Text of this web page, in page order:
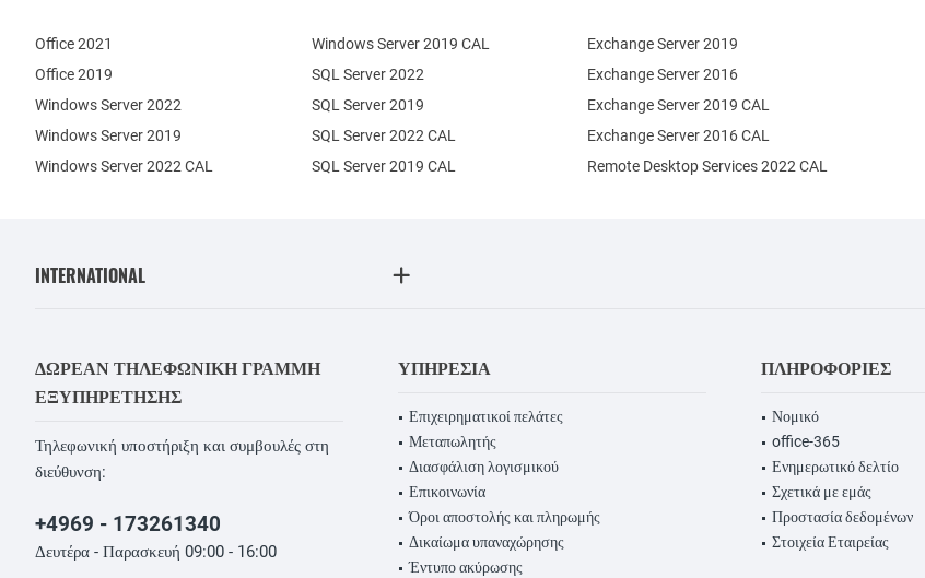
Office 2021
Office 2019
Windows Server 2022
Windows Server 2019
Exchange Server 2019
Exchange Server 2016
SQL Server 2022
SQL Server 2019
Windows Server 2022 CAL
Windows Server 2019 CAL
SQL Server 2022 CAL
SQL Server 2019 CAL
Remote Desktop Services 2022 CAL
Exchange Server 2019 CAL
Exchange Server 2016 CAL
INTERNATIONAL
ΔΩΡΕΆΝ ΤΗΛΕΦΩΝΙΚΉ ΓΡΑΜΜΉ
ΕΞΥΠΗΡΈΤΗΣΗΣ
Τηλεφωνική υποστήριξη και συμβουλές στη
διεύθυνση:
+4969 - 173261340
Δευτέρα - Παρασκευή 09:00 - 16:00
ΥΠΗΡΕΣΊΑ
Επιχειρηματικοί πελάτες
Μεταπωλητής
Διασφάλιση λογισμικού
Επικοινωνία
Όροι αποστολής και πληρωμής
Δικαίωμα υπαναχώρησης
Έντυπο ακύρωσης
ΠΛΗΡΟΦΟΡΊΕΣ
Νομικό
office-365
Ενημερωτικό δελτίο
Σχετικά με εμάς
Προστασία δεδομένων
Στοιχεία Εταιρείας